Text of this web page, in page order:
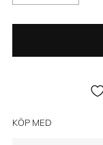
KÖP MED